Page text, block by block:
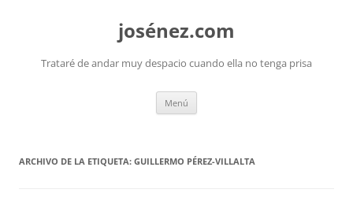
josénez.com
Trataré de andar muy despacio cuando ella no tenga prisa
Menú
ARCHIVO DE LA ETIQUETA: GUILLERMO PÉREZ-VILLALTA